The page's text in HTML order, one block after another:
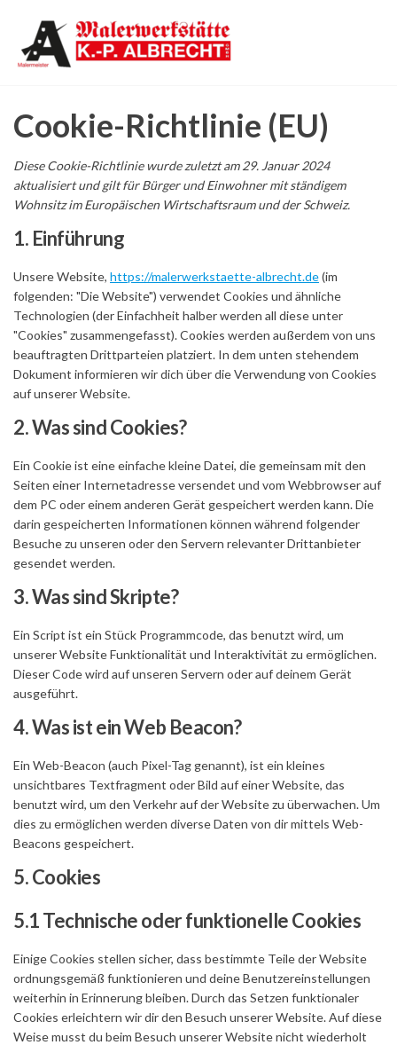
springen
Cookie-Richtlinie (EU)
Diese Cookie-Richtlinie wurde zuletzt am 29. Januar 2024
aktualisiert und gilt für Bürger und Einwohner mit ständigem
Wohnsitz im Europäischen Wirtschaftsraum und der Schweiz.
1. Einführung
Unsere Website, https://malerwerkstaette-albrecht.de(im
folgenden: "Die Website") verwendet Cookies und ähnliche
Technologien (der Einfachheit halber werden all diese unter
"Cookies" zusammengefasst). Cookies werden außerdem von uns
beauftragten Drittparteien platziert. In dem unten stehendem
Dokument informieren wir dich über die Verwendung von Cookies
auf unserer Website.
2. Was sind Cookies?
Ein Cookie ist eine einfache kleine Datei, die gemeinsam mit den
Seiten einer Internetadresse versendet und vom Webbrowser auf
dem PC oder einem anderen Gerät gespeichert werden kann. Die
darin gespeicherten Informationen können während folgender
Besuche zu unseren oder den Servern relevanter Drittanbieter
gesendet werden.
3. Was sind Skripte?
Ein Script ist ein Stück Programmcode, das benutzt wird, um
unserer Website Funktionalität und Interaktivität zu ermöglichen.
Dieser Code wird auf unseren Servern oder auf deinem Gerät
ausgeführt.
4. Was ist ein Web Beacon?
Ein Web-Beacon (auch Pixel-Tag genannt), ist ein kleines
unsichtbares Textfragment oder Bild auf einer Website, das
benutzt wird, um den Verkehr auf der Website zu überwachen. Um
dies zu ermöglichen werden diverse Daten von dir mittels Web-
Beacons gespeichert.
5. Cookies
5.1 Technische oder funktionelle Cookies
Einige Cookies stellen sicher, dass bestimmte Teile der Website
ordnungsgemäß funktionieren und deine Benutzereinstellungen
weiterhin in Erinnerung bleiben. Durch das Setzen funktionaler
Cookies erleichtern wir dir den Besuch unserer Website. Auf diese
Weise musst du beim Besuch unserer Website nicht wiederholt